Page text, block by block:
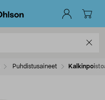
Puhdistusaineet